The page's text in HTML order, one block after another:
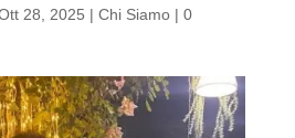
28, 2025 | Chi Siamo| 0